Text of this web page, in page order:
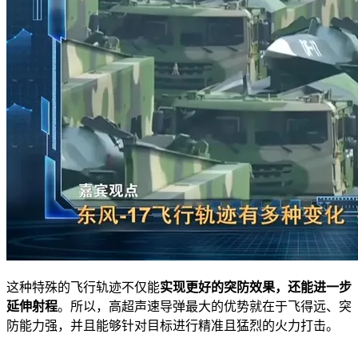
这种特殊的飞行轨迹不仅能实现更好的突防效果，还能进一步
延伸射程。所以，高超声速导弹最大的优势就在于飞得远、突
防能力强，并且能够针对目标进行精准且猛烈的火力打击。